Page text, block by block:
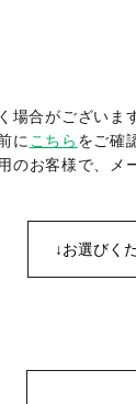
場合がございま
に こちら をご確
のお客様で、メ